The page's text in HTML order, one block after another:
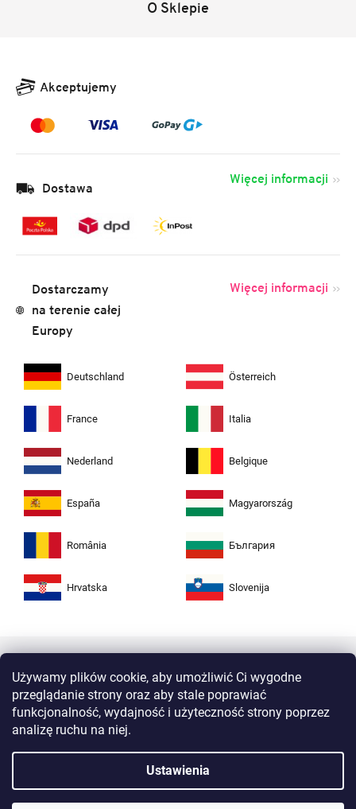
Używamy plików cookie, aby umożliwić Ci wygodne
przeglądanie strony oraz aby stale poprawiać
funkcjonalność, wydajność i użyteczność strony poprzez
analizę ruchu na niej.
Ustawienia
O Sklepie
Akceptujemy
Dostawa
Więcej informacji
Dostarczamy
na terenie całej
Europy
Więcej informacji
Deutschland Österreich
France Italia
Nederland Belgique
España Magyarország
România България
Hrvatska Slovenija
protokołowi HTTPS Twoje dane osobiste są